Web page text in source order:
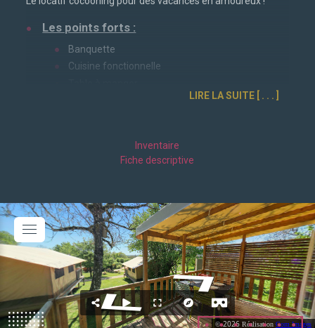
Les points forts :
Banquette
Cuisine fonctionnelle
Caractéristiques :
Dimensions : 16m²
Couchage : 2 personnes
Chambre parents : Lit de 140*190cm
Equipements :
Cuisine équipée
Cafetière & bouilloire
Micro-ondes
Plaque gaz 4 feux et hotte
LIRE LA SUITE
Inventaire
Fiche descriptive